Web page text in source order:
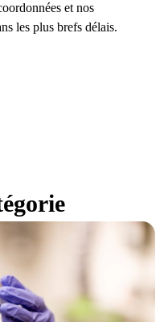
et nos
les plus brefs délais.